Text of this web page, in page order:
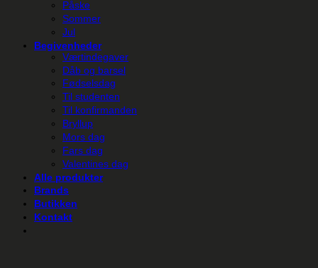
Påske
Sommer
Jul
Begivenheder
Værtindegaver
Dåb og barsel
Fødselsdag
Til studenten
Til konfirmanden
Bryllup
Mors dag
Fars dag
Valentines dag
Alle produkter
Brands
Butikken
Kontakt